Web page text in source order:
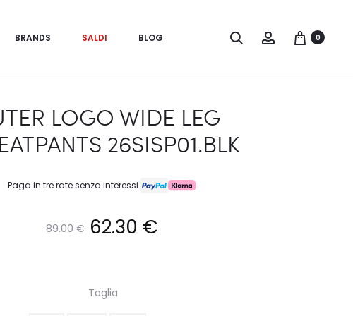
BRANDS SALDI BLOG Search Account0
LOGO WIDE LEG
26SISP01.BLK
Paga in tre rate senza interessi
89.00€ Il
originale
62.30 €
Taglia